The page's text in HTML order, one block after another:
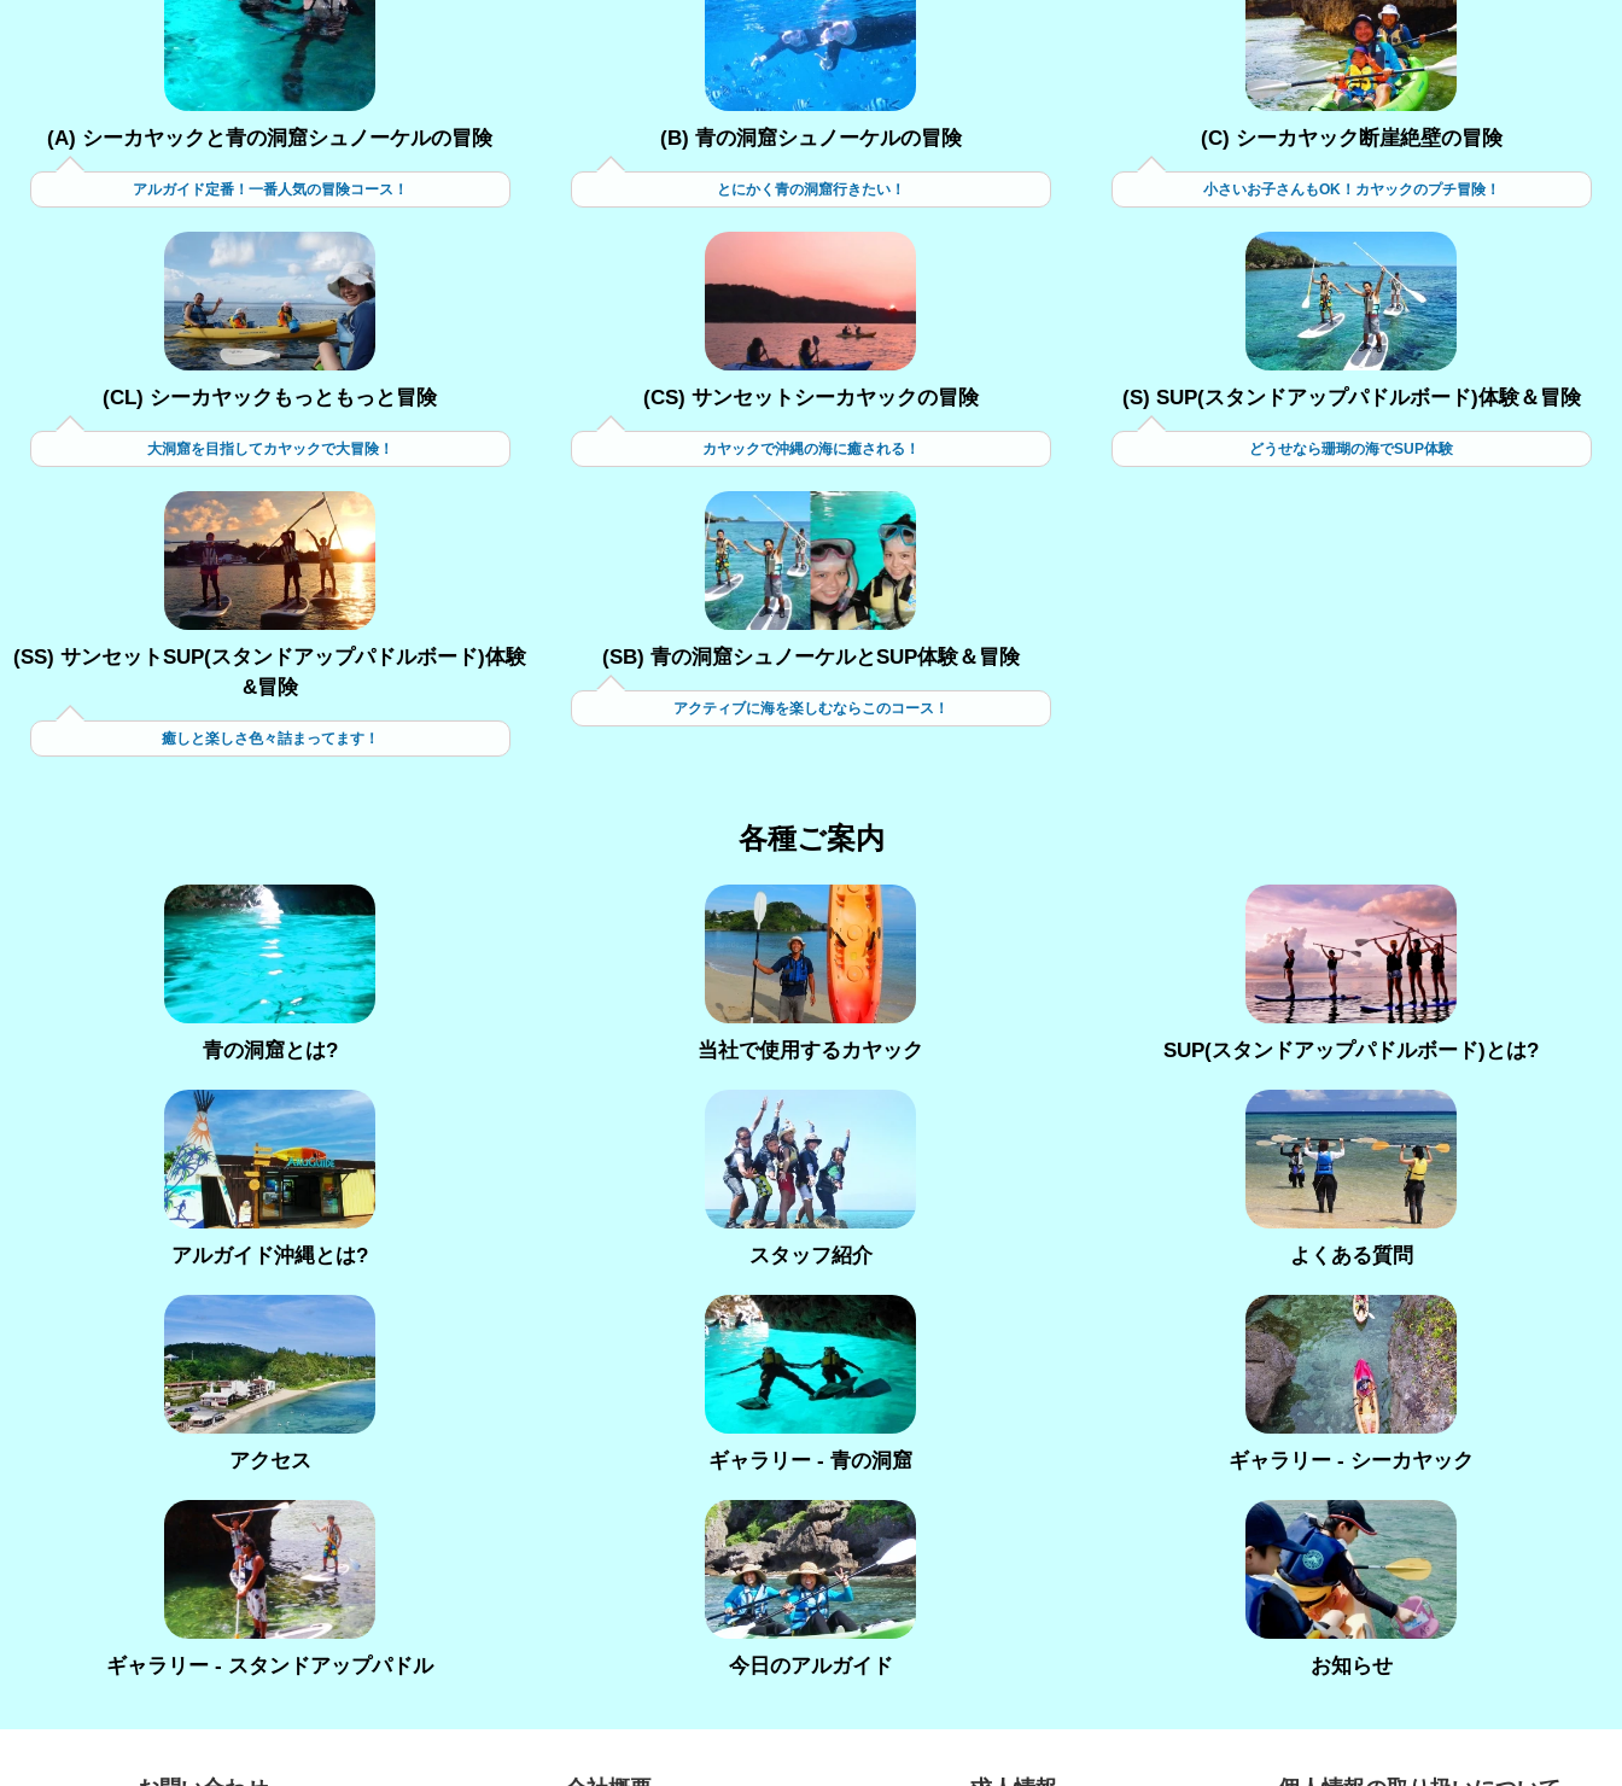
(A) シーカヤックと青の洞窟シュノーケルの冒険
アルガイド定番！一番人気の冒険コース！
(B) 青の洞窟シュノーケルの冒険
とにかく青の洞窟行きたい！
(C) シーカヤック断崖絶壁の冒険
小さいお子さんもOK！カヤックのプチ冒険！
(CL) シーカヤックもっともっと冒険
大洞窟を目指してカヤックで大冒険！
(CS) サンセットシーカヤックの冒険
カヤックで沖縄の海に癒される！
(S) SUP(スタンドアップパドルボード)体験＆冒険
どうせなら珊瑚の海でSUP体験
(SS) サンセットSUP(スタンドアップパドルボード)体験
&冒険
癒しと楽しさ色々詰まってます！
(SB) 青の洞窟シュノーケルとSUP体験＆冒険
アクティブに海を楽しむならこのコース！
各種ご案内
青の洞窟とは? 当社で使用するカヤック SUP(スタンドアップパドルボード)とは?
アルガイド沖縄とは? スタッフ紹介 よくある質問
アクセス ギャラリー - 青の洞窟 ギャラリー - シーカヤック
ギャラリー - スタンドアップパドル 今日のアルガイド お知らせ